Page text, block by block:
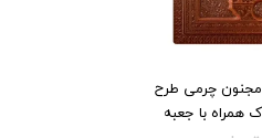
چرمی طرح
همراه با جعبه